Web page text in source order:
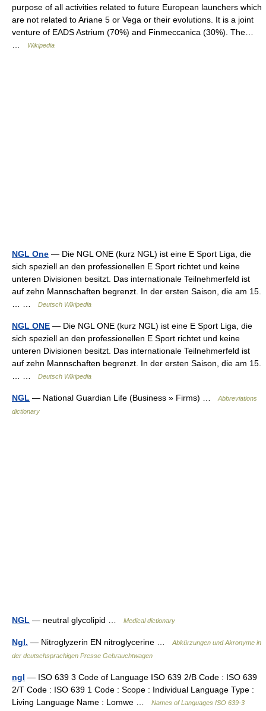
purpose of all activities related to future European launchers which
are not related to Ariane 5 or Vega or their evolutions. It is a joint
venture of EADS Astrium (70%) and Finmeccanica (30%). The…
Wikipedia
NGL One — Die NGL ONE (kurz NGL) ist eine E Sport Liga, die
sich speziell an den professionellen E Sport richtet und keine
unteren Divisionen besitzt. Das internationale Teilnehmerfeld ist
auf zehn Mannschaften begrenzt. In der ersten Saison, die am 15.
Deutsch Wikipedia
NGL ONE — Die NGL ONE (kurz NGL) ist eine E Sport Liga, die
sich speziell an den professionellen E Sport richtet und keine
unteren Divisionen besitzt. Das internationale Teilnehmerfeld ist
auf zehn Mannschaften begrenzt. In der ersten Saison, die am 15.
Deutsch Wikipedia
NGL — National Guardian Life (Business » Firms) …
Abbreviations
dictionary
NGL — neutral glycolipid … Medical dictionary
Ngl. — Nitroglyzerin EN nitroglycerine …
Abkürzungen und Akronyme in
der deutschsprachigen Presse Gebrauchtwagen
ngl — ISO 639 3 Code of Language ISO 639 2/B Code : ISO 639
2/T Code : ISO 639 1 Code : Scope : Individual Language Type :
Living Language Name : Lomwe …
Names of Languages ISO 639-3